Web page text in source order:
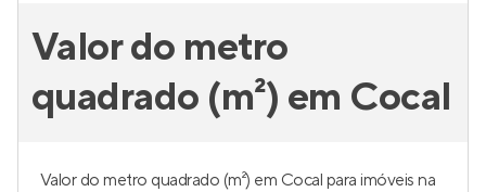
Valor do metro
quadrado (m²) em Cocal
Valor do metro quadrado (m²) em Cocal para imóveis na